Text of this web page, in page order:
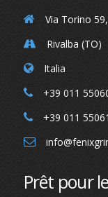
Via Torino
Rivalba (TO)
Italia
+39 011
+39 011
Prêt pour